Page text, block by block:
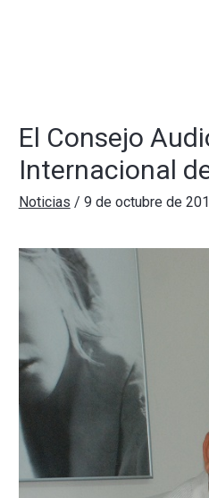
El Consejo
Internacional
Noticias / 9 de octubre de